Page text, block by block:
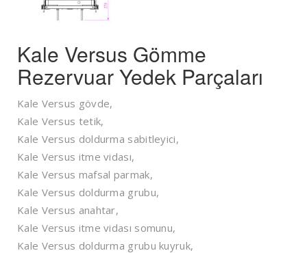
Kale Versus Gömme
Rezervuar Yedek Parçaları
Kale Versus gövde,
Kale Versus tetik,
Kale Versus doldurma sabitleyici,
Kale Versus itme vidası,
Kale Versus mafsal parmak,
Kale Versus doldurma grubu,
Kale Versus anahtar,
Kale Versus itme vidası somunu,
Kale Versus doldurma grubu kuyruk,